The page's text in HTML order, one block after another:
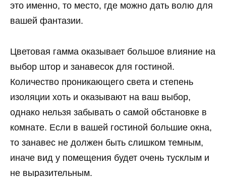
это именно, то место, где можно дать волю для
вашей фантазии.
Цветовая гамма оказывает большое влияние на
выбор штор и занавесок для гостиной.
Количество проникающего света и степень
изоляции хоть и оказывают на ваш выбор,
однако нельзя забывать о самой обстановке в
комнате. Если в вашей гостиной большие окна,
то занавес не должен быть слишком темным,
иначе вид у помещения будет очень тусклым и
не выразительным.